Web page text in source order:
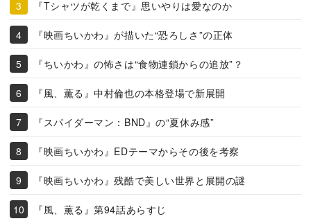
『Tシャツが乾くまで』思いやりは愛なのか
『映画ちいかわ』が描いた“恐ろしさ”の正体
『ちいかわ』の怖さは“食物連鎖からの追放”？
『風、薫る』中村倫也の本格登場で新展開
『スパイダーマン：BND』の“夏休み感”
『映画ちいかわ』EDテーマからその後を考察
『映画ちいかわ』残酷で美しい世界と展開の謎
『風、薫る』第94話あらすじ